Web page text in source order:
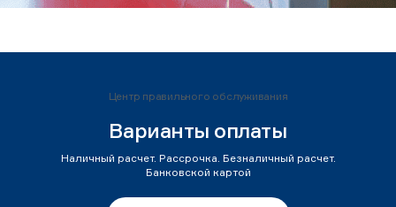
Центр правильного обслуживания
Варианты оплаты
Наличный расчет. Рассрочка. Безналичный расчет.
Банковской картой